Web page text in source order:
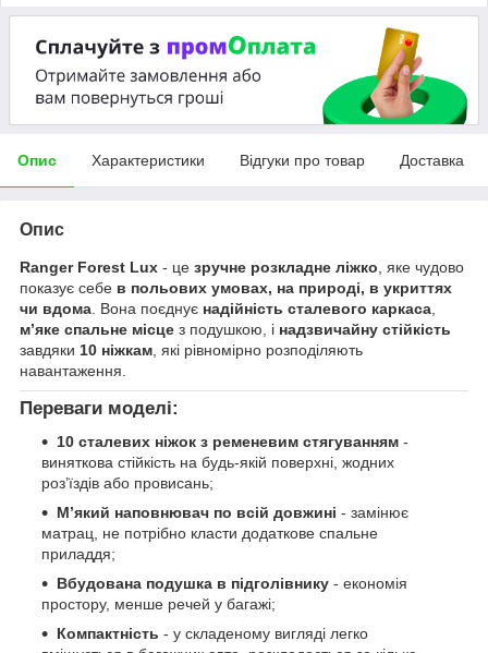
Опис Характеристики Відгуки про товар Доставка
Опис
Ranger Forest Lux - це зручне розкладне ліжко, яке чудово
показує себе в польових умовах, на природі, в укриттях
чи вдома. Вона поєднує надійність сталевого каркаса,
м’яке спальне місце з подушкою, і надзвичайну стійкість
завдяки 10 ніжкам, які рівномірно розподіляють
навантаження.
Переваги моделі:
10 сталевих ніжок з ременевим стягуванням -
виняткова стійкість на будь-якій поверхні, жодних
роз’їздів або провисань;
М’який наповнювач по всій довжині - замінює
матрац, не потрібно класти додаткове спальне
приладдя;
Вбудована подушка в підголівнику - економія
простору, менше речей у багажі;
Компактність - у складеному вигляді легко